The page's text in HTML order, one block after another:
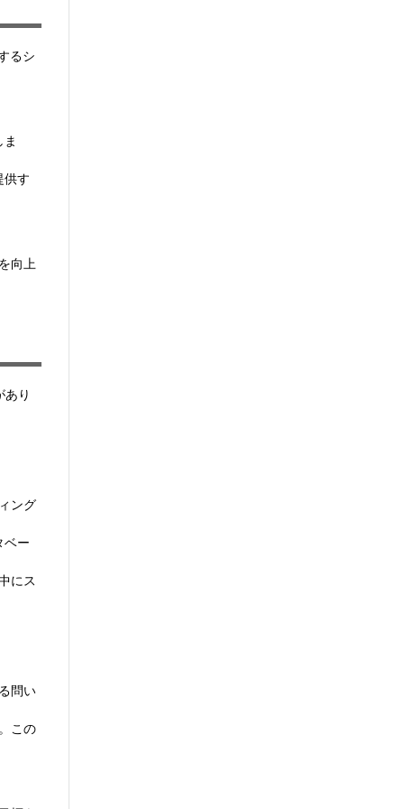
るシ
供す
向上
り
ング
ベー
にス
問い
この